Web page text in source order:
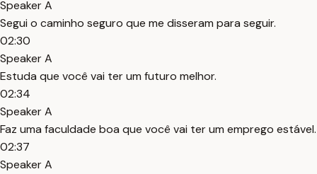
Speaker A
Segui o caminho seguro que me disseram para seguir.
02:30
Speaker A
Estuda que você vai ter um futuro melhor.
02:34
Speaker A
Faz uma faculdade boa que você vai ter um emprego estável.
02:37
Speaker A